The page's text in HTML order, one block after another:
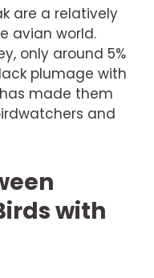
are a relatively
avian world.
only around 5%
plumage with
made them
and
with